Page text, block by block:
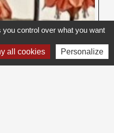
control over what you want
all cookies Personalize